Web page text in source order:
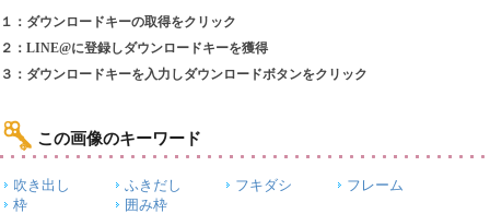
１：ダウンロードキーの取得をクリック
２：LINE@に登録しダウンロードキーを獲得
３：ダウンロードキーを入力しダウンロードボタンをクリック
この画像のキーワード
吹き出し ふきだし フキダシ
フレーム
枠
囲み枠